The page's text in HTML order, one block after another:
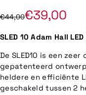
€44,00€39,00
SLED 10 Adam Hall
De SLED10 is een
gepatenteerd
heldere en efficiënte
geschakeld tussen 2